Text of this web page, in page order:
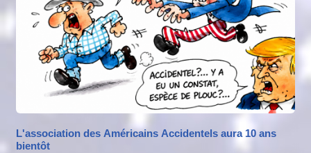
L'association des Américains Accidentels aura 10 ans
bientôt